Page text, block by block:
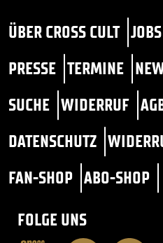
ÜBER CROSS CULT JOBS
PRESSE TERMINE
SUCHE WIDERRUF
DATENSCHUTZ
FAN-SHOP ABO-SHOP
FOLGE UNS